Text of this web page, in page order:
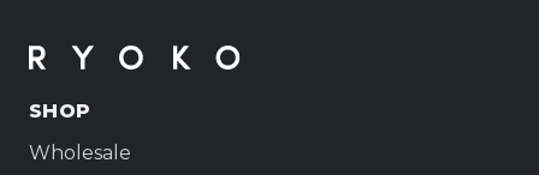
SHOP
Wholesale